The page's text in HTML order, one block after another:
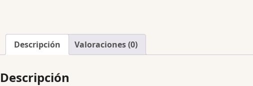
Descripción Valoraciones (0)
Descripción